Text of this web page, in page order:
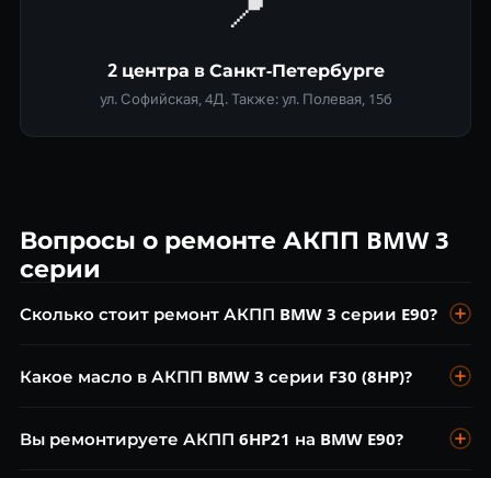
2 центра в Санкт-Петербурге
ул. Софийская, 4Д. Также: ул. Полевая, 15б
Вопросы о ремонте АКПП BMW 3
серии
Сколько стоит ремонт АКПП BMW 3 серии E90?
ремонт клапанной плиты (6HP21) от 15 000 ₽, капитальный
Какое масло в АКПП BMW 3 серии F30 (8HP)?
— несмотря на заявленный ресурс «на весь срок службы».
Вы ремонтируете АКПП 6HP21 на BMW E90?